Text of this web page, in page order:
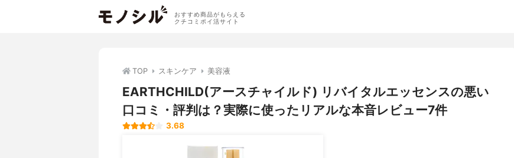
おすすめ商品がもらえる
クチコミポイ活サイト
TOP スキンケア 美容液
EARTHCHILD(アースチャイルド) リバイタルエッセンスの悪い
口コミ・評判は？実際に使ったリアルな本音レビュー7件
3.68